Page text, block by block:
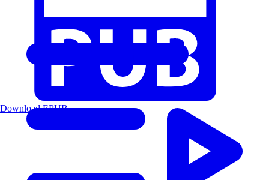
Download EPUB